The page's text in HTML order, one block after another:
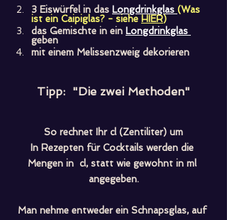
3 Eiswürfel in das Longdrinkglas (Was
ist ein Caipiglas? - siehe HIER)
das Gemischte in ein Longdrinkglas
geben
mit einem Melissenzweig dekorieren
Tipp:  "Die zwei Methoden"
So rechnet Ihr cl (Zentiliter) um
In Rezepten für Cocktails werden die
Mengen in  cl, statt wie gewohnt in ml
angegeben.
Man nehme entweder ein Schnapsglas, auf